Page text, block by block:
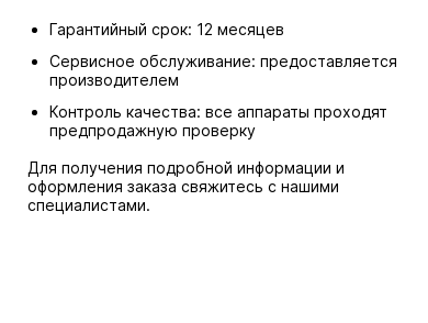
Гарантийный срок: 12 месяцев
Сервисное обслуживание: предоставляется
производителем
Контроль качества: все аппараты проходят
предпродажную проверку
Для получения подробной информации и
оформления заказа свяжитесь с нашими
специалистами.